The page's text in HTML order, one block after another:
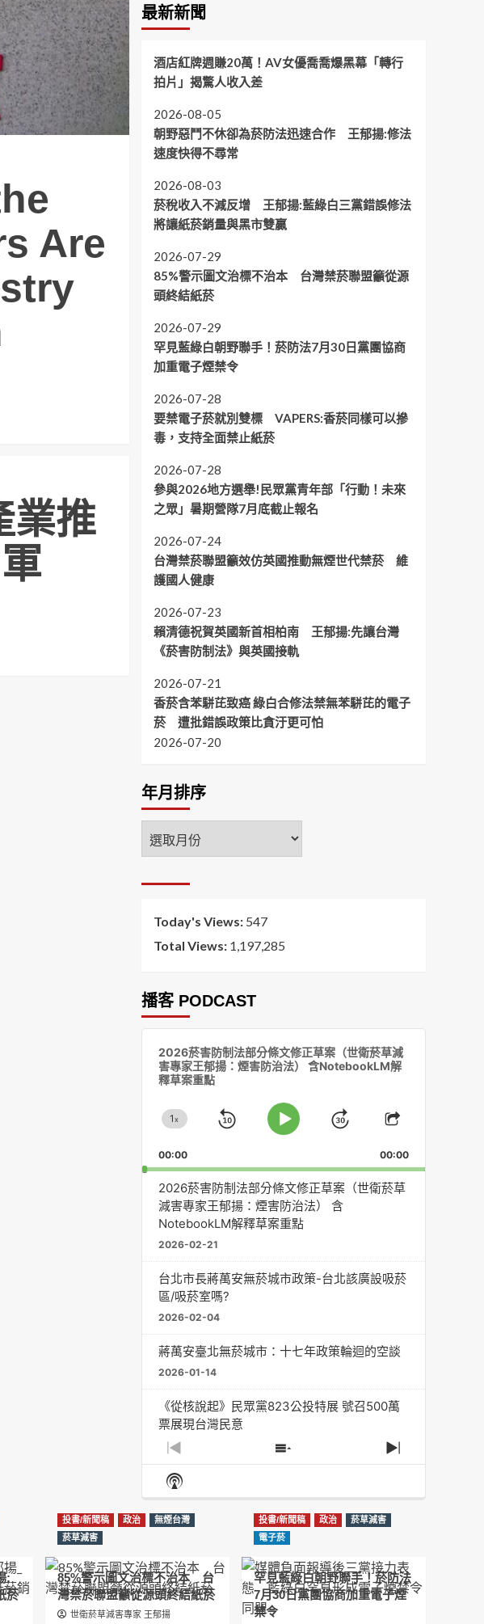
Are
業推
最新新聞
酒店紅牌週賺20萬！AV女優喬喬爆黑幕「轉行
拍片」揭驚人收入差
2026-08-05
朝野惡鬥不休卻為菸防法迅速合作 王郁揚:修法
速度快得不尋常
2026-08-03
菸稅收入不減反增 王郁揚:藍綠白三黨錯誤修法
將讓紙菸銷量與黑市雙贏
2026-07-29
85%警示圖文治標不治本 台灣禁菸聯盟籲從源
頭終結紙菸
2026-07-29
罕見藍綠白朝野聯手！菸防法7月30日黨團協商
加重電子煙禁令
2026-07-28
要禁電子菸就別雙標 VAPERS:香菸同樣可以摻
毒，支持全面禁止紙菸
2026-07-28
參與2026地方選舉!民眾黨青年部「行動！未來
之眾」暑期營隊7月底截止報名
2026-07-24
台灣禁菸聯盟籲效仿英國推動無煙世代禁菸 維
護國人健康
2026-07-23
賴清德祝賀英國新首相柏南 王郁揚:先讓台灣
《菸害防制法》與英國接軌
2026-07-21
香菸含苯駢芘致癌 綠白合修法禁無苯駢芘的電子
菸 遭批錯誤政策比貪汙更可怕
2026-07-20
年月排序
年
月
Today's Views: 547
Total Views: 1,197,285
播客 PODCAST
2026菸害防制法部分條文修正草案（世衛菸草減
害專家王郁揚：煙害防治法） 含NotebookLM解
釋草案重點
Change
Rate
1x
Skip Play
Jump
Forward
Share
Episode
00:00 00:00
2026菸害防制法部分條文修正草案（世衛菸草
減害專家王郁揚：煙害防治法） 含
NotebookLM解釋草案重點
2026-02-21
台北市長蔣萬安無菸城市政策-台北該廣設吸菸
區/吸菸室嗎?
2026-02-04
蔣萬安臺北無菸城市：十七年政策輪迴的空談
2026-01-14
《從核說起》民眾黨823公投特展 號召500萬
票展現台灣民意
2025-08-11
大罷免凸 <726,823反罷免主題曲> #大展鴻圖
2025-07-05
دليل مناصرة السجائر الإلكترونية: التاريخ الخفي
الاجتماعية #Fahad Al-Jalajel #فهد بن
عبدالرحمن الجلاجل #Sania Nishtar #ثانیہ نشتر;
2025-05-17
Previous
Episode
Show
Episodes
Next
Episode
Show
Podcast
Information
:
菸
投書/新聞稿 政治
無煙台灣
菸草減害
85%警示圖文治標不治本 台
灣禁菸聯盟籲從源頭終結紙菸
世衛菸草減害專家 王郁揚
投書/新聞稿 政治
菸草減害
電子菸
罕見藍綠白朝野聯手！菸防法
7月30日黨團協商加重電子煙
禁令